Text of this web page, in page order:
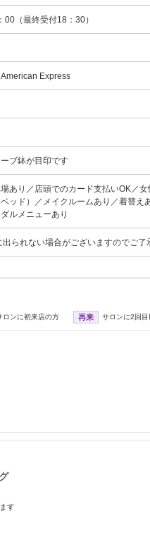
（最終受付18：30）
Express
ブ鉢が目印です
あり／店頭でのカード支払いOK／
ッド）／メイクルームあり／着替
ルメニューあり
出られない場合がございますのでご了
ロンに初来店の方 再来 サロンに2回
す